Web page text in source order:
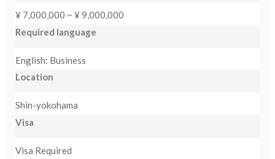
¥ 7,000,000 ~ ¥ 9,000,000
Required language
English: Business
Location
Shin-yokohama
Visa
Visa Required